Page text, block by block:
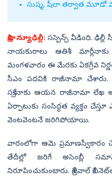
సుష్మ, షీలా తర్వాత
సాక్షి, న్యూఢిల్లీ: సస్పెన్స్‌ వీడింది.
నాయకురాలు ఆతిశీ మార్లీనాకు
మంగళవారం ఈ మేరకు ఏకగ్రీవ
సీఎం పదవికి రాజీనామా చేశారు.
సక్సేనాకు ఆయన రాజీనామా లేఖ
ఏర్పాటుకు సంసిద్ధత వ్యక్తం
వెంటవెంటనే జరిగిపోయాయి.
వారంలోగా ఆమె ప్రమాణస్వీకారం
తేదీల్లో జరిగే అసెంబ్లీ
నిరూపించుకుంటారు. కేజ్రీవాల్‌